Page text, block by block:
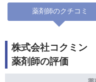
薬剤師のクチコミ
株式会社コクミン
薬剤師の評価